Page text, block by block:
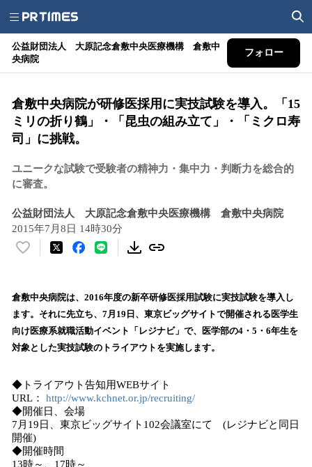
公益財団法人 大原記念倉敷中央医療機構 倉敷中
央病院
フォロー
倉敷中央病院が研修医採用に実技試験を導入。「15
ミリの折り鶴」・「昆虫の組み立て」・「ミクロ寿
司」に挑戦。
ユニークな試験で受験者の精神力・集中力・判断力を総合的
に審査。
公益財団法人 大原記念倉敷中央医療機構 倉敷中央病院
2015年7月8日 14時30分
い
！
数
を
読
み
中
で
す
倉敷中央病院は、2016年度の新卒研修医採用試験に実技試験を導入し
ます。それに先立ち、7月19日、東京ビッグサイトで開催される医学生
向け医療系就職活動イベント「レジナビ」で、医学部の4・5・6年生を
対象とした実技試験のトライアウトを実施します。
◆トライアウト告知用WEBサイト
URL： http://www.kchnet.or.jp/recruiting/
◆開催日、会場
7月19日、東京ビッグサイト102会議室にて (レジナビと同日
開催)
◆開催時間
13時～、17時～